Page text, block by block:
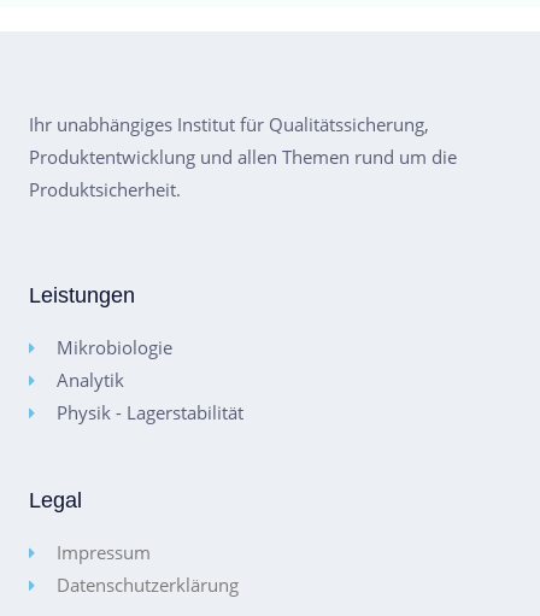
Ihr unabhängiges Institut für Qualitätssicherung,
Produktentwicklung und allen Themen rund um die
Produktsicherheit.
Leistungen
Mikrobiologie
Analytik
Physik - Lagerstabilität
Legal
Impressum
Datenschutzerklärung